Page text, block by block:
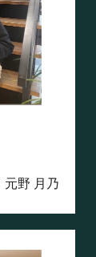
元野 月乃